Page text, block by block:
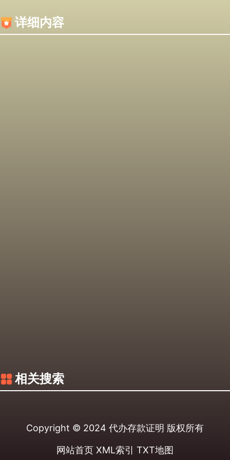
详细内容
相关搜索
Copyright © 2024 代办存款证明 版权所有
网站首页 XML索引 TXT地图